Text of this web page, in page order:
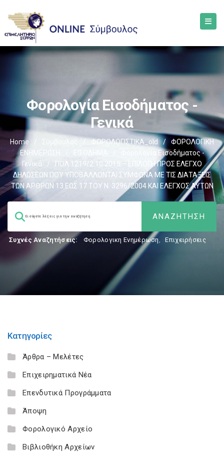
Φορολογία Εισοδήματος -
Γενικά
Home Σύμβουλος / ΦΟΡΟΛΟΓΙΣΤΙΚΑ_old /
ΦΟΡΟΛΟΓΙΚΗ
ΕΝΗΜΕΡΩΣΗ
Φορολογία Εισοδήματος -
Γενικά
/
ΠΟΛ.1219/2.10.2015 – ΕΠΙΛΟΓΗ ΠΡΟΣ ΕΛΕΓΧΟ
ΔΗΛΩΣΕΩΝ ΠΟΥ ΥΠΟΒΑΛΛΟΝΤΑΙ ΣΥΜΦΩΝΑ ΜΕ ΤΙΣ ΔΙΑΤΑΞΕΙΣ
ΤΩΝ ΑΡΘΡΩΝ 13 ΕΩΣ 17 ΤΟΥ Ν. 3296/2004 ΚΑΙ ΕΛΕΓΧΟΣ ΑΥΤΩΝ
Συχνές Αναζητήσεις: Φορολογικη Ενημέρωση, Επιχειρήσεις
Κατηγορίες
Άρθρα – Μελέτες
Επιχειρηματικά Νέα
Επενδυτικά Προγράμματα
Άποψη
Φορολογικό Αρχείο
Βιβλιοθήκη Αρχείων